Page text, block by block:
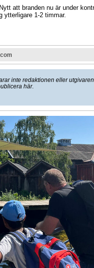
att branden nu är under
ytterligare 1-2 timmar.
inte redaktionen eller
här.